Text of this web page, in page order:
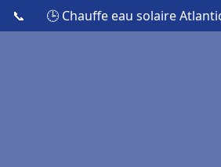
📞 🕒 Chauffe eau solaire